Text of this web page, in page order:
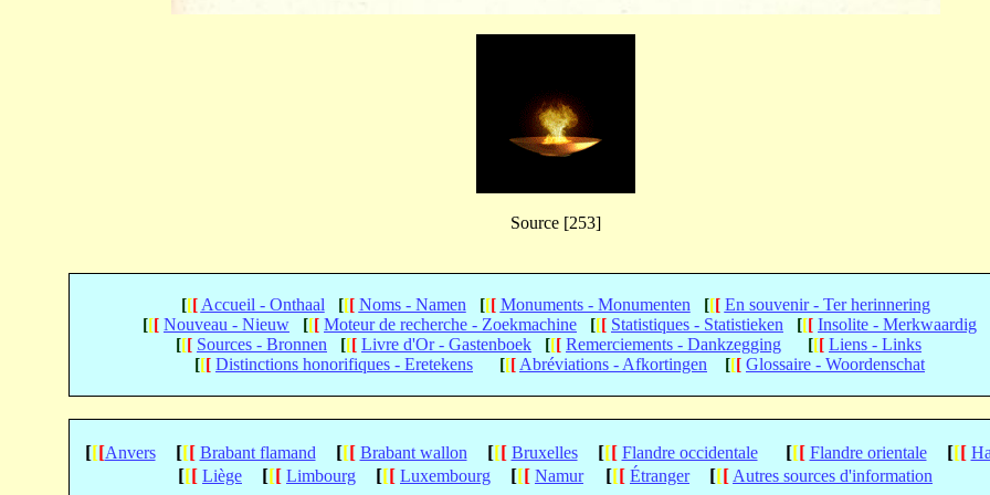
Source [253]
[[[ Accueil - Onthaal [[[ Noms - Namen [[[ Monuments - Monumenten [[[ En souvenir - Ter herinnering
[[[ Nouveau - Nieuw [[[ Moteur de recherche - Zoekmachine [[[ Statistiques - Statistieken [[[ Insolite - Merkwaardig
[[[ Sources - Bronnen [[[ Livre d'Or - Gastenboek [[[ Remerciements - Dankzegging [[[ Liens - Links
[[[ Distinctions honorifiques - Eretekens [[[ Abréviations - Afkortingen [[[ Glossaire - Woordenschat
[[[Anvers [[[ Brabant flamand [[[ Brabant wallon [[[ Bruxelles [[[ Flandre occidentale[[[ Flandre orientale [[[
[[[ Liège [[[ Limbourg [[[ Luxembourg [[[ Namur[[[ Étranger [[[ Autres sources d'information